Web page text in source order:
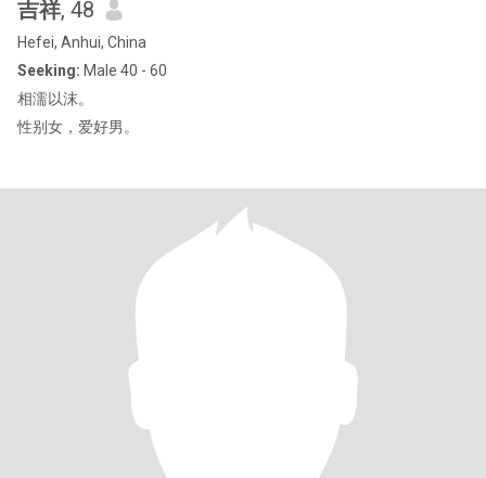
吉祥, 48
Hefei, Anhui, China
Seeking: Male 40 - 60
相濡以沫。
性别女，爱好男。